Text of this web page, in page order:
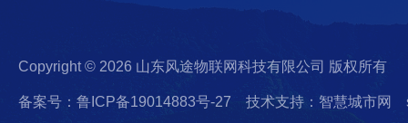
Copyright © 2026 山东风途物联网科技有限公司 版权所有
备案号：鲁ICP备19014883号-27 技术支持：智慧城市网